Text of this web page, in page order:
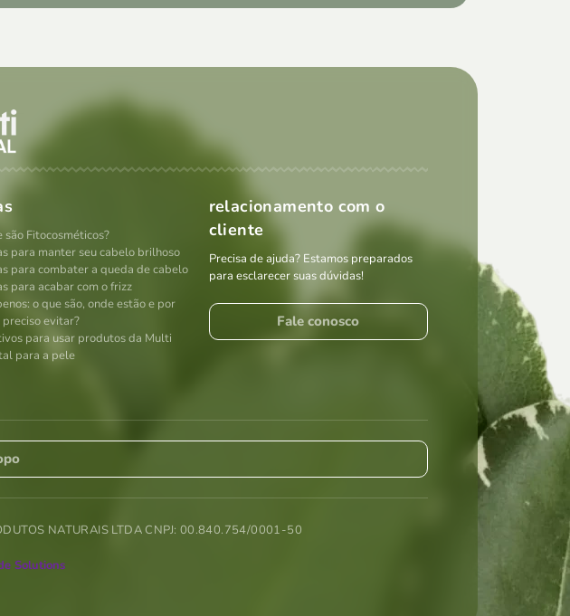
são Fitocosméticos?
para manter seu cabelo brilhoso
para combater a queda de cabelo
para acabar com o frizz
o que são, onde estão e por
preciso evitar?
para usar produtos da Multi
para a pele
relacionamento com o
cliente
Precisa de ajuda? Estamos preparados
para esclarecer suas dúvidas!
Fale conosco
NATURAIS LTDA CNPJ: 00.840.754/0001-50
Solutions